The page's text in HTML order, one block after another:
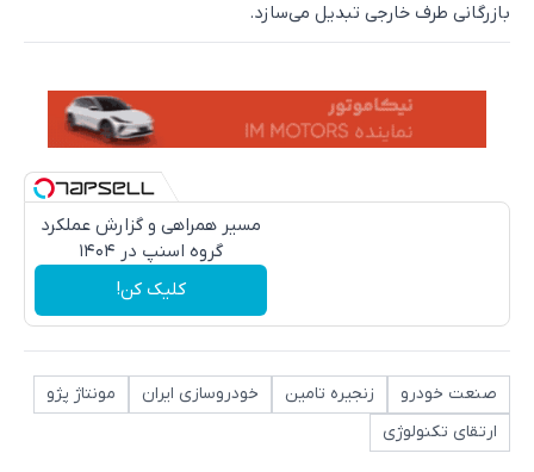
بازرگانی طرف خارجی تبدیل می‌سازد.
مسیر همراهی و گزارش عملکرد
گروه اسنپ در ۱۴۰۴
کلیک کن!
صنعت خودرو زنجیره تامین خودروسازی ایران
مونتاژ پژو
ارتقای تکنولوژی